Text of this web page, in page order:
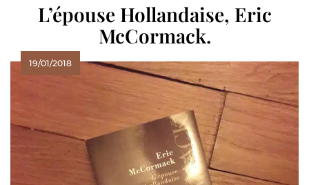
L’épouse Hollandaise, Eric
McCormack.
19/01/2018